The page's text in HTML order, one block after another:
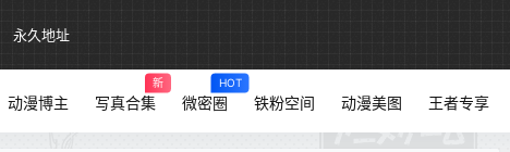
永久地址
动漫博主 写真合集
新
微密圈
HOT
铁粉空间 动漫美图 王者专享